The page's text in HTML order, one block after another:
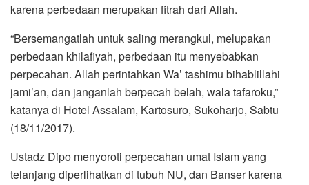
karena perbedaan merupakan fitrah dari Allah.
“Bersemangatlah untuk saling merangkul, melupakan
perbedaan khilafiyah, perbedaan itu menyebabkan
perpecahan. Allah perintahkan Wa’ tashimu bihablillahi
jami’an, dan janganlah berpecah belah, wala tafaroku,”
katanya di Hotel Assalam, Kartosuro, Sukoharjo, Sabtu
(18/11/2017).
Ustadz Dipo menyoroti perpecahan umat Islam yang
telanjang diperlihatkan di tubuh NU, dan Banser karena